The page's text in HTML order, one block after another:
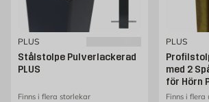
PLUS
Stålstolpe Pulverlackerad
PLUS
Finns i flera storlekar
PLUS
med 2
för Hörn
Finns i flera